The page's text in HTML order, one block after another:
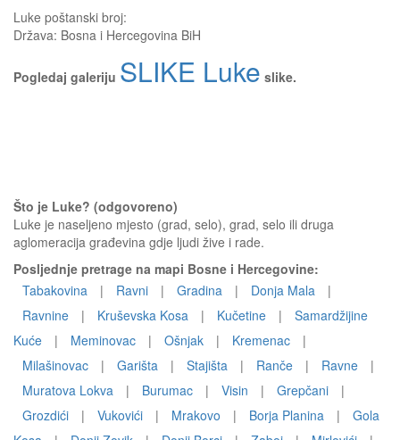
Luke poštanski broj:
Država: Bosna i Hercegovina BiH
Pogledaj galeriju SLIKE Luke slike.
Što je Luke? (odgovoreno)
Luke je naseljeno mjesto (grad, selo), grad, selo ili druga
aglomeracija građevina gdje ljudi žive i rade.
Posljednje pretrage na mapi Bosne i Hercegovine:
Tabakovina
| Ravni | Gradina | Donja Mala
|
Ravnine
| Kruševska Kosa | Kučetine |
Samardžijine
Kuće
| Meminovac | Ošnjak | Kremenac
|
Milašinovac
| Garišta | Stajišta | Ranče | Ravne
|
Muratova Lokva
| Burumac | Visin | Grepčani
|
Grozdići
| Vukovići | Mrakovo | Borja Planina |
Gola